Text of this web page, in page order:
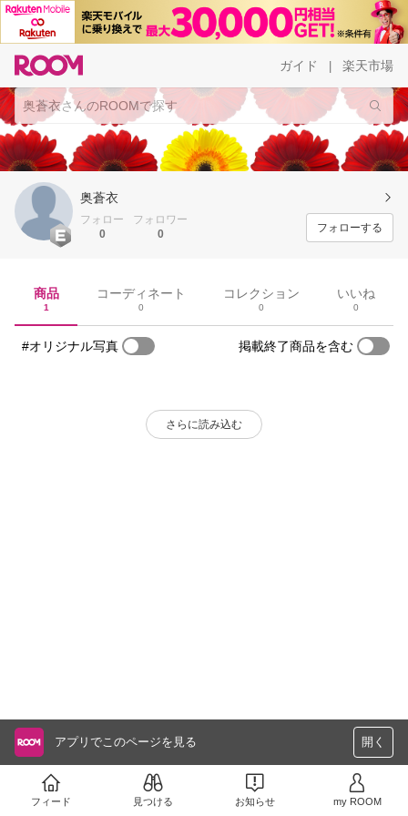
ガイド 楽天市場
奥蒼衣
フォロー
0
フォロワー
0
フォローする
商品
1
コーディネート
0
コレクション
0
いいね
0
#オリジナル写真 掲載終了商品を含む
さらに読み込む
アプリでこのページを見る 開く
フィード 見つける お知らせ my ROOM